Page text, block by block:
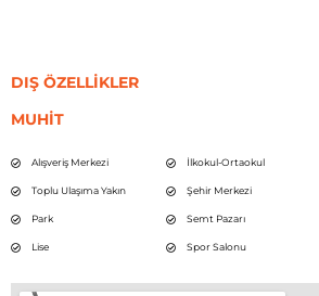
DIŞ ÖZELLİKLER
MUHİT
Alışveriş Merkezi İlkokul-Ortaokul
Toplu Ulaşıma Yakın Şehir Merkezi
Park Semt Pazarı
Lise Spor Salonu